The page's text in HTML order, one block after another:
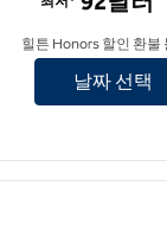
보기
힐튼 Honors 할인 환불
날짜 선택